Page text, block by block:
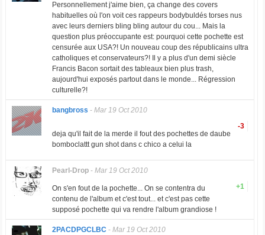
Personnellement j'aime bien, ça change des covers
habituelles où l'on voit ces rappeurs bodybuldés torses nus
avec leurs derniers bling bling autour du cou... Mais la
question plus préoccupante est: pourquoi cette pochette est
censurée aux USA?! Un nouveau coup des républicains ultra
catholiques et conservateurs?! Il y a plus d'un demi siècle
Francis Bacon sortait des tableaux bien plus trash,
aujourd'hui exposés partout dans le monde... Régression
culturelle?!
bangbross - Mar 19 Oct 2010
-3
deja qu'il fait de la merde il fout des pochettes de daube
bomboclattt gun shot dans c chico a celui la
Pearl-Drop- Mar 19 Oct 2010
+1
On s'en fout de la pochette... On se contentra du
contenu de l'album et c'est tout... et c'est pas cette
supposé pochette qui va rendre l'album grandiose !
2PACDPGCLBC- Mar 19 Oct 2010